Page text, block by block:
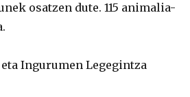
osatzen dute. 115 animalia-
Ingurumen Legegintza